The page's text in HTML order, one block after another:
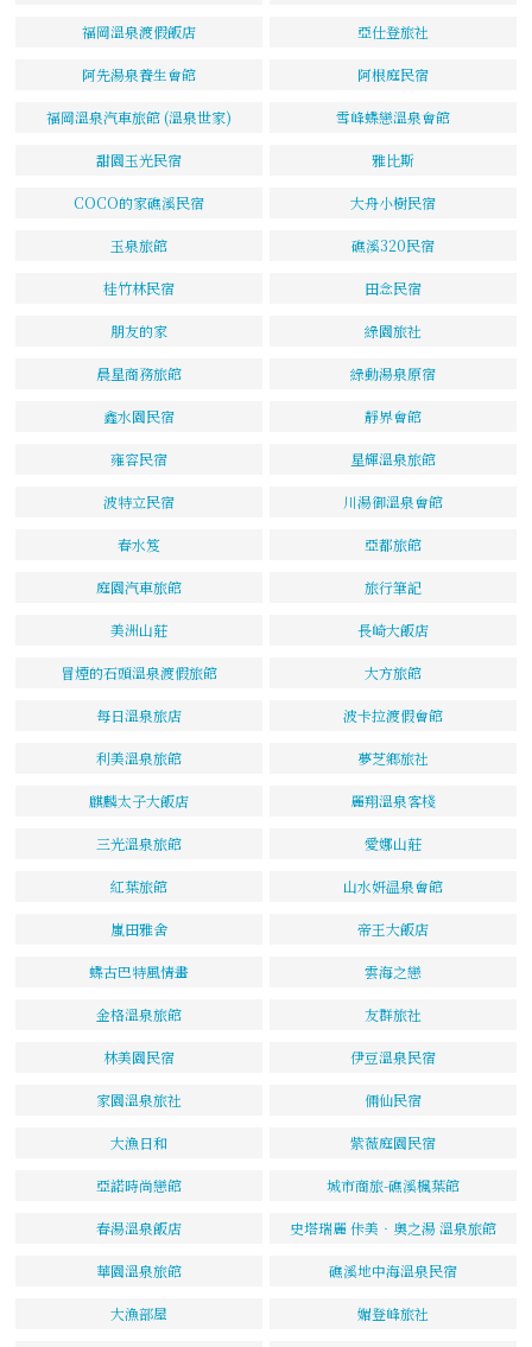
福岡溫泉渡假飯店 亞仕登旅社
阿先湯泉養生會館 阿根庭民宿
福岡溫泉汽車旅館 (溫泉世家) 雪峰蝶戀溫泉會館
甜園玉光民宿 雅比斯
COCO的家礁溪民宿 大舟小樹民宿
玉泉旅館 礁溪320民宿
桂竹林民宿 田念民宿
朋友的家 綠園旅社
晨星商務旅館 綠動湯泉原宿
鑫水園民宿 靜界會館
雍容民宿 星輝溫泉旅館
波特立民宿 川湯御溫泉會館
春水笈 亞都旅館
庭園汽車旅館 旅行筆記
美洲山莊 長崎大飯店
冒煙的石頭溫泉渡假旅館 大方旅館
每日溫泉旅店 波卡拉渡假會館
利美溫泉旅館 夢芝鄉旅社
麒麟太子大飯店 麗翔溫泉客棧
三光溫泉旅館 愛娜山莊
紅葉旅館 山水妍温泉會館
嵐田雅舍 帝王大飯店
蝶古巴特風情畫 雲海之戀
金格溫泉旅館 友群旅社
林美園民宿 伊豆溫泉民宿
家園溫泉旅社 倆仙民宿
大漁日和 紫薇庭園民宿
亞諾時尚戀館 城市商旅-礁溪楓葉館
春湯溫泉飯店 史塔瑞麗 佧美‧奧之湯 溫泉旅館
華園溫泉旅館 礁溪地中海溫泉民宿
大漁部屋 媚登峰旅社